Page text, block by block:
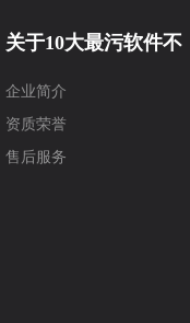
关于10大最污软件不
企业简介
资质荣誉
售后服务